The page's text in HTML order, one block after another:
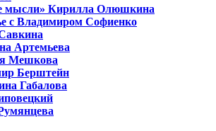
мысли» Кирилла Олюшкина
с Владимиром Софиенко
Артемьева
Мешкова
Берштейн
Габалова